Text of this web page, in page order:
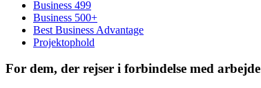
Business 499
Business 500+
Best Business Advantage
Projektophold
For dem, der rejser i forbindelse med arbejde